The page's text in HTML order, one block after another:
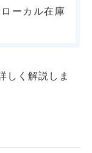
ーカル在庫
しく解説しま